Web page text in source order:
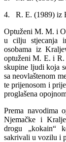
4. R. E. (1989) iz
Optuženi M. M. i
u cilju stjecanja
osobama iz
optuženi M. E. i R.
skupine ljudi koja
sa neovlaštenom
te prijenosom i
proglašena
Prema navodima
Njemačke i
drogu „kokain“
sakrivali u vozilu i